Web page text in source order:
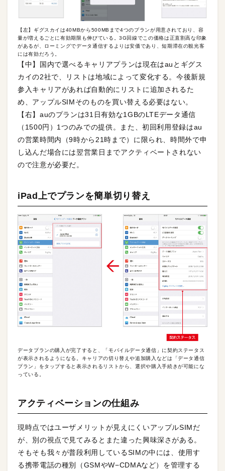
【左】ギグスカイは40MBから500MBまで4つのプランが用意されており、容
量が増えるごとに有効期限も伸びている。3G回線でこの価格は正直割高な印象
があるが、ローミングでデータ通信するよりは安価であり、短期滞在の観光客
には有効だろう。
【中】国内で選べるキャリアプランは現在はauとギグス
カイの2社で、リストは地域によって変化する。今後新規
参入キャリアがあれば自動的にリストに追加されるた
め、アップルSIMそのものを買い替える必要はない。
【右】auのプランは31日有効な1GBのLTEデータ通信
（1500円）1つのみでの提供。また、初回利用登録はau
の営業時間内（9時から21時まで）に限られ、時間外で申
し込んだ場合には翌営業日までアクティベートされない
ので注意が必要だ。
iPad上でプランを簡単切り替え
データプランの購入が完了すると、「モバイルデータ通信」に契約ステータス
が表示されるようになる。キャリアの切り替えや追加購入などは「データ通信
プラン」をタップすると表示されるリストから、選択や購入手続きが可能にな
っている。
アクティベーションの仕組み
現時点ではユーザメリットが見えにくいアップルSIMだ
が、別の視点で見てみるとまた違った興味深さがある。
そもそも我々が普段利用しているSIMの中には、使用す
る携帯電話の種別（GSMやW−CDMAなど）を管理する